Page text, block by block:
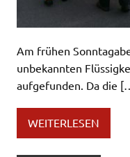
Am frühen
unbekannten
aufgefunden. Da die
WEITERLESEN